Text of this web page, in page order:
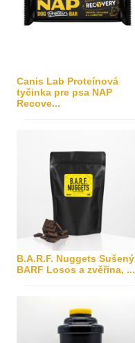
Canis Lab Proteínová
tyčinka pre psa NAP
Recove...
B.A.R.F. Nuggets Sušený
BARF Losos a zvěřina, ...